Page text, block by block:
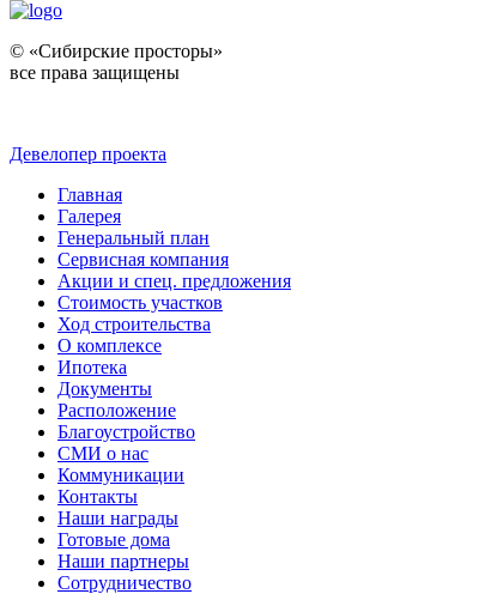
© «Сибирские просторы»
все права защищены
Девелопер проекта
Главная
Галерея
Генеральный план
Сервисная компания
Акции и спец. предложения
Стоимость участков
Ход строительства
О комплексе
Ипотека
Документы
Расположение
Благоустройство
СМИ о нас
Коммуникации
Контакты
Наши награды
Готовые дома
Наши партнеры
Сотрудничество